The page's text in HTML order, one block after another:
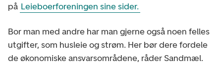
på Leieboerforeningen sine sider.
Bor man med andre har man gjerne også noen felles
utgifter, som husleie og strøm. Her bør dere fordele
de økonomiske ansvarsområdene, råder Sandmæl.